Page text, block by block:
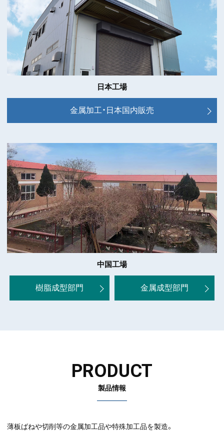
日本工場
金属加工・日本国内販売
中国工場
樹脂成型部門 金属成型部門
PRODUCT
製品情報
薄板ばねや切削等の金属加工品や特殊加工品を製造。